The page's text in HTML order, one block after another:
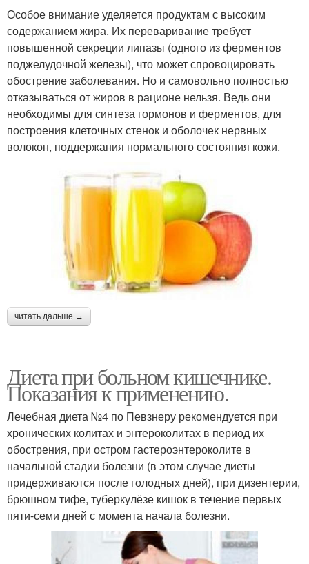
Особое внимание уделяется продуктам с высоким
содержанием жира. Их переваривание требует
повышенной секреции липазы (одного из ферментов
поджелудочной железы), что может спровоцировать
обострение заболевания. Но и самовольно полностью
отказываться от жиров в рационе нельзя. Ведь они
необходимы для синтеза гормонов и ферментов, для
построения клеточных стенок и оболочек нервных
волокон, поддержания нормального состояния кожи.
читать дальше →
Диета при больном кишечнике.
Показания к применению.
Лечебная диета №4 по Певзнеру рекомендуется при
хронических колитах и энтероколитах в период их
обострения, при остром гастероэнтероколите в
начальной стадии болезни (в этом случае диеты
придерживаются после голодных дней), при дизентерии,
брюшном тифе, туберкулёзе кишок в течение первых
пяти-семи дней с момента начала болезни.